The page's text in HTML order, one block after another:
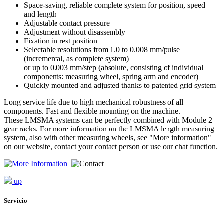
Space-saving, reliable complete system for position, speed
and length
Adjustable contact pressure
Adjustment without disassembly
Fixation in rest position
Selectable resolutions from 1.0 to 0.008 mm/pulse
(incremental, as complete system)
or up to 0.003 mm/step (absolute, consisting of individual
components: measuring wheel, spring arm and encoder)
Quickly mounted and adjusted thanks to patented grid system
Long service life due to high mechanical robustness of all
components. Fast and flexible mounting on the machine.
These LMSMA systems can be perfectly combined with Module 2
gear racks. For more information on the LMSMA length measuring
system, also with other measuring wheels, see "More information"
on our website, contact your contact person or use our chat function.
up
Servicio